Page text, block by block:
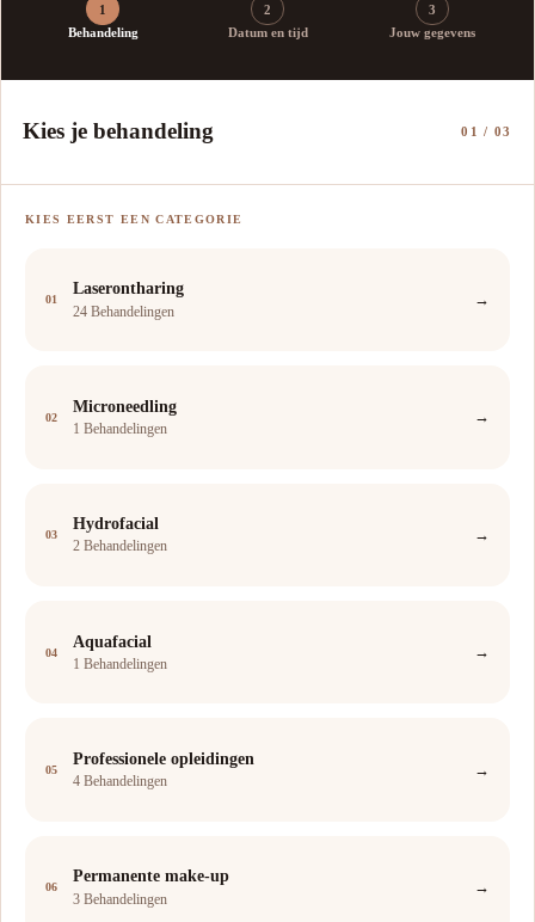
1
Behandeling
2
Datum en tijd
3
Jouw gegevens
01 / 03
Kies je behandeling
KIES EERST EEN CATEGORIE
01
Laserontharing
24 Behandelingen
→
02
Microneedling
1 Behandelingen
→
03
Hydrofacial
2 Behandelingen
→
04
Aquafacial
1 Behandelingen
→
05
Professionele opleidingen
4 Behandelingen
→
06
Permanente make-up
3 Behandelingen
→